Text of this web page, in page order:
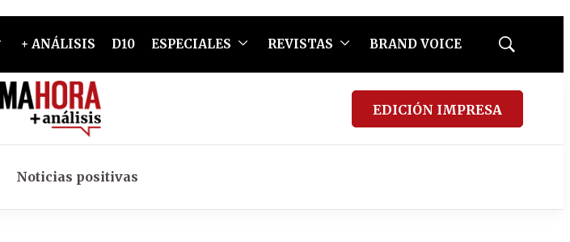
+ ANÁLISIS D10 ESPECIALES REVISTAS BRAND VOICE
Mostrar
EDICIÓN IMPRESA
Noticias positivas